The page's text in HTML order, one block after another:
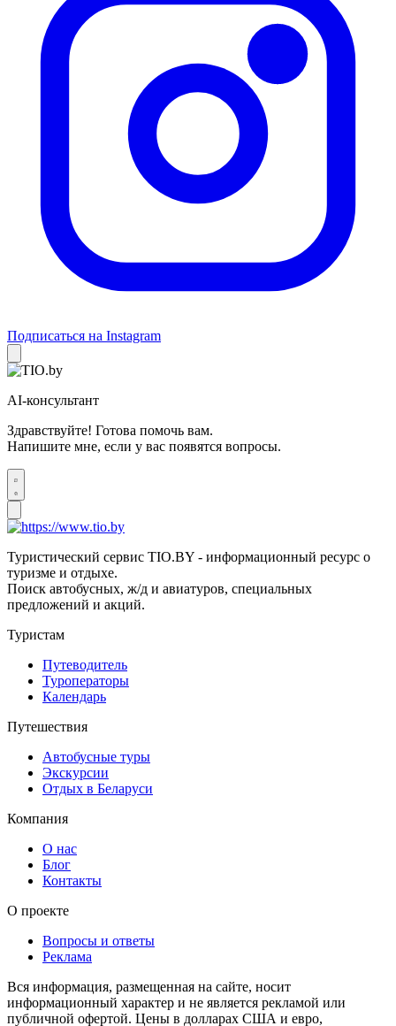
Подписаться на Instagram
AI-консультант
Здравствуйте! Готова помочь вам.
Напишите мне, если у вас появятся вопросы.
Туристический сервис TIO.BY - информационный ресурс о
туризме и отдыхе.
Поиск автобусных, ж/д и авиатуров, специальных
предложений и акций.
Туристам
Путеводитель
Туроператоры
Календарь
Путешествия
Автобусные туры
Экскурсии
Отдых в Беларуси
Компания
О нас
Блог
Контакты
О проекте
Вопросы и ответы
Реклама
Вся информация, размещенная на сайте, носит
информационный характер и не является рекламой или
публичной офертой. Цены в долларах США и евро,